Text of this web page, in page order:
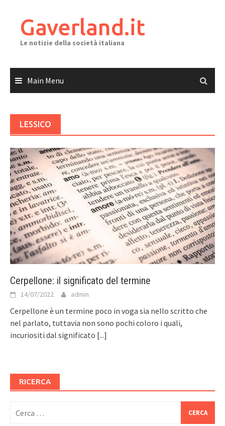
contentGaverland.it
Le notizie della società italiana
Main Menu
LESSICO
Cerpellone: il significato del termine
14/07/2022 admin
Cerpellone è un termine poco in voga sia nello scritto che
nel parlato, tuttavia non sono pochi coloro i quali,
incuriositi dal significato [...]
RICERCA
per: